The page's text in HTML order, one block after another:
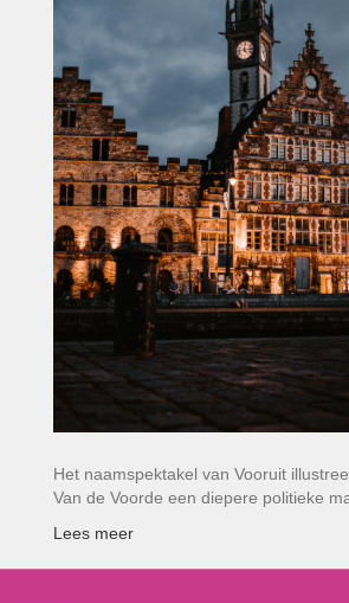
Het naamspektakel van Vooruit
Van de Voorde een diepere politieke
Lees meer